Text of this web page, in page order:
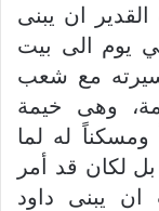
ان يبنى
في يوم الى بيت
مع شعب
وهى خيمة
ومسكناً له لما
لكان قد أمر
يبنى داود